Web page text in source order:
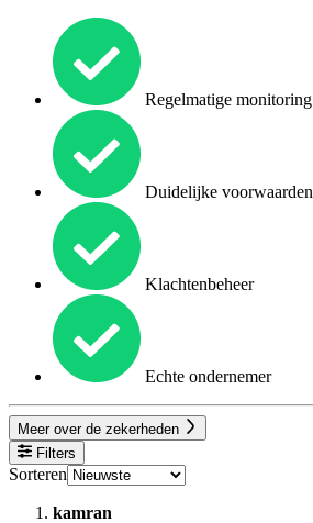
Regelmatige monitoring
Duidelijke voorwaarden
Klachtenbeheer
Echte ondernemer
Meer over de zekerheden
Filters
Sorteren
kamran